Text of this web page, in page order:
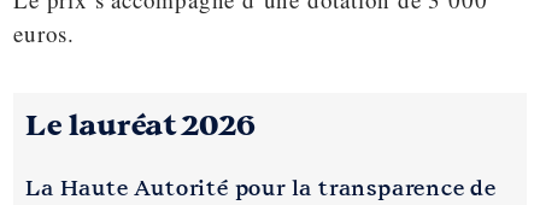
euros.
Le lauréat 2026
La Haute Autorité pour la transparence de